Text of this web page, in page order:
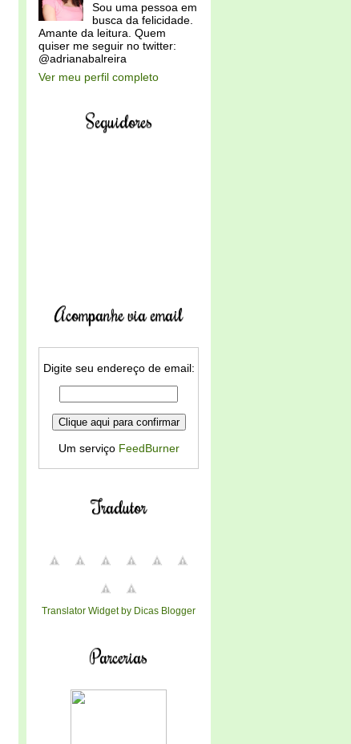
Sou uma pessoa em
busca da felicidade.
Amante da leitura. Quem
quiser me seguir no twitter:
@adrianabalreira
Ver meu perfil completo
Seguidores
Acompanhe via email
Digite seu endereço de email:
Um serviço FeedBurner
Tradutor
Translator Widget by Dicas Blogger
Parcerias